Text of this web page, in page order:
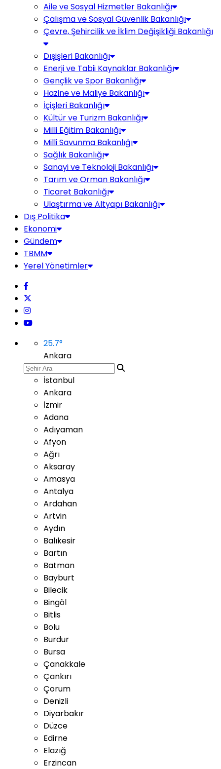
Aile ve Sosyal Hizmetler Bakanlığı
Çalışma ve Sosyal Güvenlik Bakanlığı
Çevre, Şehircilik ve İklim Değişikliği Bakanlığı
Dışişleri Bakanlığı
Enerji ve Tabii Kaynaklar Bakanlığı
Gençlik ve Spor Bakanlığı
Hazine ve Maliye Bakanlığı
İçişleri Bakanlığı
Kültür ve Turizm Bakanlığı
Milli Eğitim Bakanlığı
Milli Savunma Bakanlığı
Sağlık Bakanlığı
Sanayi ve Teknoloji Bakanlığı
Tarım ve Orman Bakanlığı
Ticaret Bakanlığı
Ulaştırma ve Altyapı Bakanlığı
Dış Politika
Ekonomi
Gündem
TBMM
Yerel Yönetimler
25.7°
Ankara
İstanbul
Ankara
İzmir
Adana
Adıyaman
Afyon
Ağrı
Aksaray
Amasya
Antalya
Ardahan
Artvin
Aydın
Balıkesir
Bartın
Batman
Bayburt
Bilecik
Bingöl
Bitlis
Bolu
Burdur
Bursa
Çanakkale
Çankırı
Çorum
Denizli
Diyarbakır
Düzce
Edirne
Elazığ
Erzincan